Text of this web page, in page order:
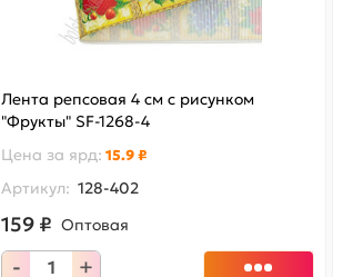
Лента репсовая 4 см с рисунком
"Фрукты" SF-1268-4
Цена за ярд: 15.9 ₽
Артикул: 128-402
159 ₽ Оптовая
- +